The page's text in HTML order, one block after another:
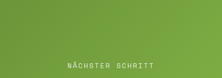
NÄCHSTER SCHRITT